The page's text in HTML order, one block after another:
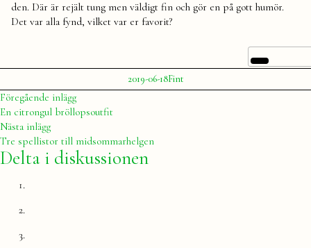
den. Där är rejält tung men väldigt fin och gör en på gott humör.
Det var alla fynd, vilket var er favorit?
Publicerat
av
Julia
2019-06-18Publicerat
i
Fint
Inläggsnavigering
Föregående inläggFöregående
inlägg:
En citrongul bröllopsoutfit
Nästa inläggNästa
inlägg:
Tre spellistor till midsommarhelgen
Delta i diskussionen